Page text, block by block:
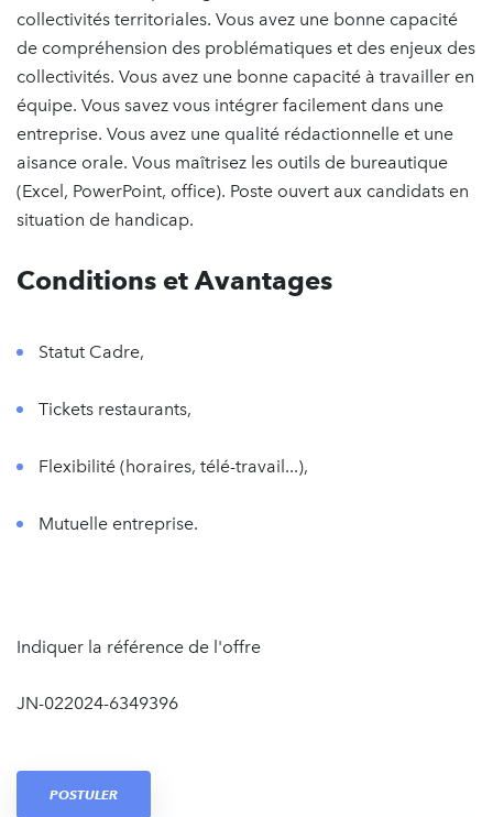
collectivités territoriales. Vous avez une bonne capacité
de compréhension des problématiques et des enjeux des
collectivités. Vous avez une bonne capacité à travailler en
équipe. Vous savez vous intégrer facilement dans une
entreprise. Vous avez une qualité rédactionnelle et une
aisance orale. Vous maîtrisez les outils de bureautique
(Excel, PowerPoint, office). Poste ouvert aux candidats en
situation de handicap.
Conditions et Avantages
Statut Cadre,
Tickets restaurants,
Flexibilité (horaires, télé-travail...),
Mutuelle entreprise.
Indiquer la référence de l'offre
JN-022024-6349396
POSTULER